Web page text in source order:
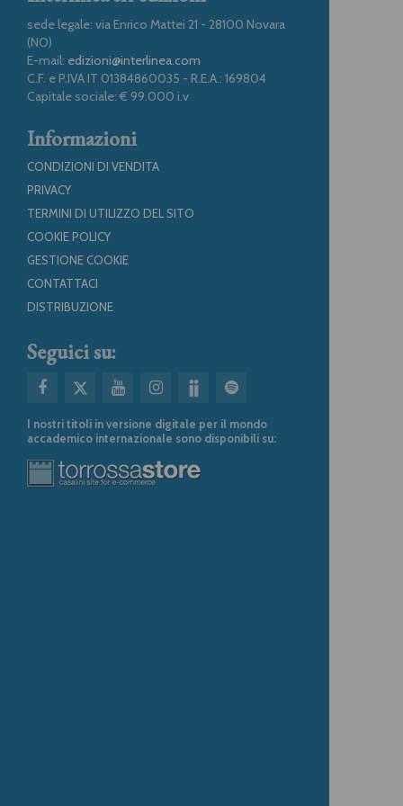
sede legale: via Enrico Mattei 21 - 28100 Novara
(NO)
E-mail: edizioni@interlinea.com
C.F. e P.IVA IT 01384860035 - R.E.A.: 169804
Capitale sociale: € 99.000 i.v
Informazioni
CONDIZIONI DI VENDITA
PRIVACY
TERMINI DI UTILIZZO DEL SITO
COOKIE POLICY
GESTIONE COOKIE
CONTATTACI
DISTRIBUZIONE
Seguici su:
I nostri titoli in versione digitale per il mondo
accademico internazionale sono disponibili su: